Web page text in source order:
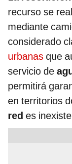
recurso se
mediante
considerado
urbanas que
servicio de
permitirá
en territorios
red es